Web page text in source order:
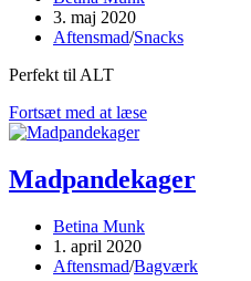
author:
Post
published:
3. maj 2020
Post
Aftensmad/Snacks
Perfekt til ALT
Fortsæt med at læseRamsløg
Madpandekager
Post
author:
Betina Munk
Post
published:
1. april 2020
Post
Aftensmad/Bagværk